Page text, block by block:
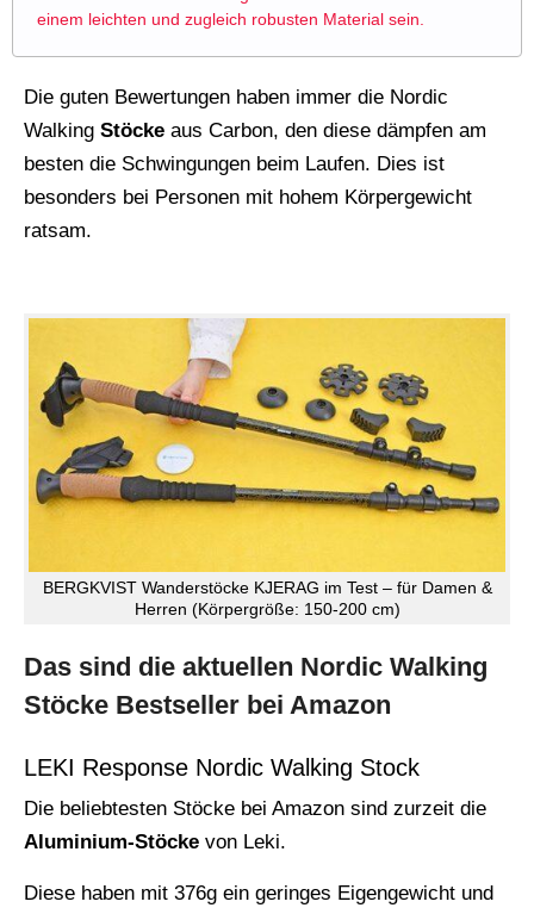
einem leichten und zugleich robusten Material sein.
Die guten Bewertungen haben immer die Nordic
Walking Stöcke aus Carbon, den diese dämpfen am
besten die Schwingungen beim Laufen. Dies ist
besonders bei Personen mit hohem Körpergewicht
ratsam.
BERGKVIST Wanderstöcke KJERAG im Test – für Damen &
Herren (Körpergröße: 150-200 cm)
Das sind die aktuellen Nordic Walking
Stöcke Bestseller bei Amazon
LEKI Response Nordic Walking Stock
Die beliebtesten Stöcke bei Amazon sind zurzeit die
Aluminium-Stöcke von Leki.
Diese haben mit 376g ein geringes Eigengewicht und